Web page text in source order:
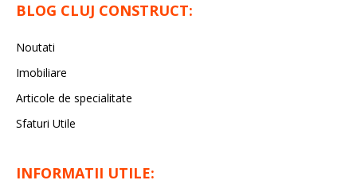
BLOG CLUJ CONSTRUCT:
Noutati
Imobiliare
Articole de specialitate
Sfaturi Utile
INFORMATII UTILE: